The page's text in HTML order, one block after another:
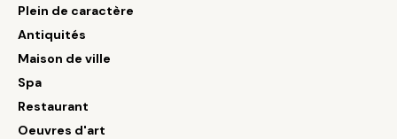
Plein de caractère
Antiquités
Maison de ville
Spa
Restaurant
Oeuvres d'art